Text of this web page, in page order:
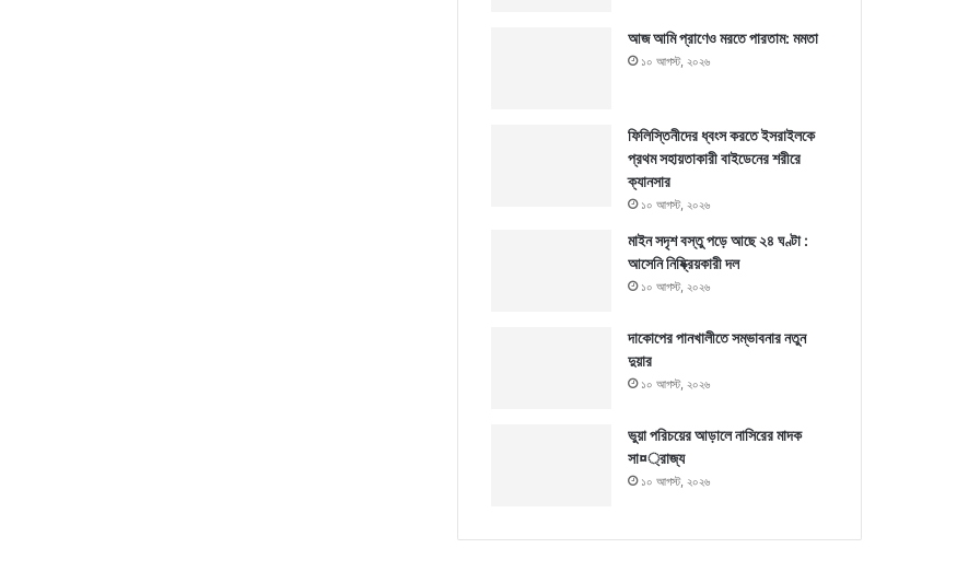
আজ আমি প্রাণেও মরতে পারতাম: মমতা
১০ আগস্ট, ২০২৬
ফিলিস্তিনীদের ধ্বংস করতে ইসরাইলকে
প্রথম সহায়তাকারী বাইডেনের শরীরে
ক্যানসার
১০ আগস্ট, ২০২৬
মাইন সদৃশ বস্তু পড়ে আছে ২৪ ঘণ্টা :
আসেনি নিষ্ক্রিয়কারী দল
১০ আগস্ট, ২০২৬
দাকোপের পানখালীতে সম্ভাবনার নতুন
দুয়ার
১০ আগস্ট, ২০২৬
ভুয়া পরিচয়ের আড়ালে নাসিরের মাদক
সা¤্রাজ্য
১০ আগস্ট, ২০২৬